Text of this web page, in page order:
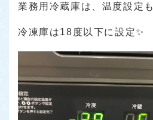
業務用冷蔵庫は、温度設定
冷凍庫は18度以下に設定✨